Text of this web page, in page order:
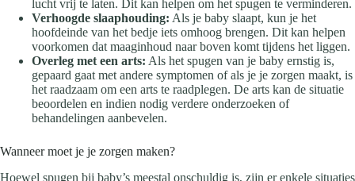
lucht vrij te laten. Dit kan helpen om het spugen te verminderen.
Verhoogde slaaphouding: Als je baby slaapt, kun je het
hoofdeinde van het bedje iets omhoog brengen. Dit kan helpen
voorkomen dat maaginhoud naar boven komt tijdens het liggen.
Overleg met een arts: Als het spugen van je baby ernstig is,
gepaard gaat met andere symptomen of als je je zorgen maakt, is
het raadzaam om een arts te raadplegen. De arts kan de situatie
beoordelen en indien nodig verdere onderzoeken of
behandelingen aanbevelen.
Wanneer moet je je zorgen maken?
Hoewel spugen bij baby’s meestal onschuldig is, zijn er enkele situaties